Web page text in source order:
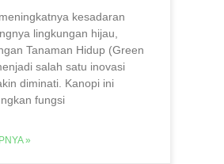
kesadaran
lingkungan hijau,
Tanaman Hidup (Green
salah satu inovasi
diminati. Kanopi ini
fungsi
»